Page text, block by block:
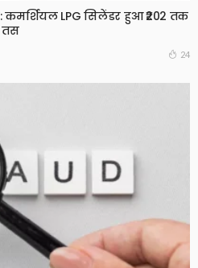
LPG सिलेंडर हुआ ₹202 तक
तस
24